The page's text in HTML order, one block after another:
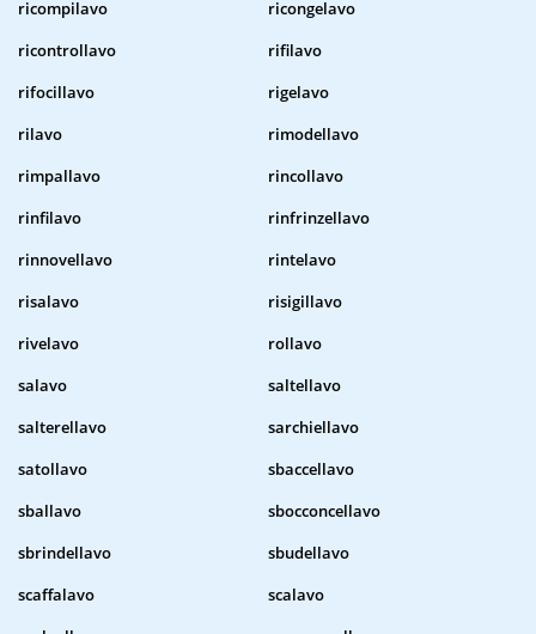
ricompilavo
ricongelavo
ricontrollavo
rifilavo
rifocillavo
rigelavo
rilavo
rimodellavo
rimpallavo
rincollavo
rinfilavo
rinfrinzellavo
rinnovellavo
rintelavo
risalavo
risigillavo
rivelavo
rollavo
salavo
saltellavo
salterellavo
sarchiellavo
satollavo
sbaccellavo
sballavo
sbocconcellavo
sbrindellavo
sbudellavo
scaffalavo
scalavo